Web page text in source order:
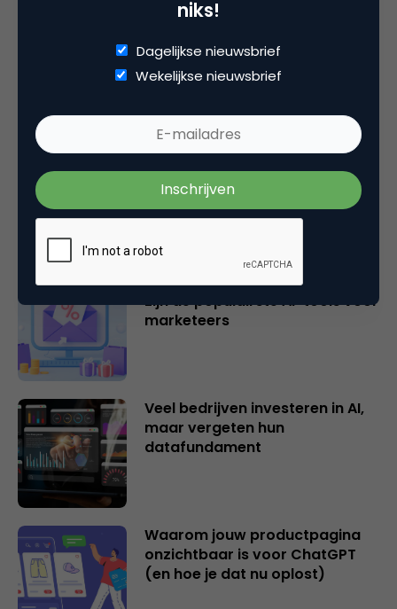
Gemeten en bewezen: zo
onderbouwt data pDOOH als
performancekanaal
Email Marketing Automation: dit
zijn de populairste AI-tools voor
marketeers
Veel bedrijven investeren in AI,
maar vergeten hun
datafundament
Waarom jouw productpagina
onzichtbaar is voor ChatGPT
(en hoe je dat nu oplost)
niks!
Dagelijkse nieuwsbrief
Wekelijkse nieuwsbrief